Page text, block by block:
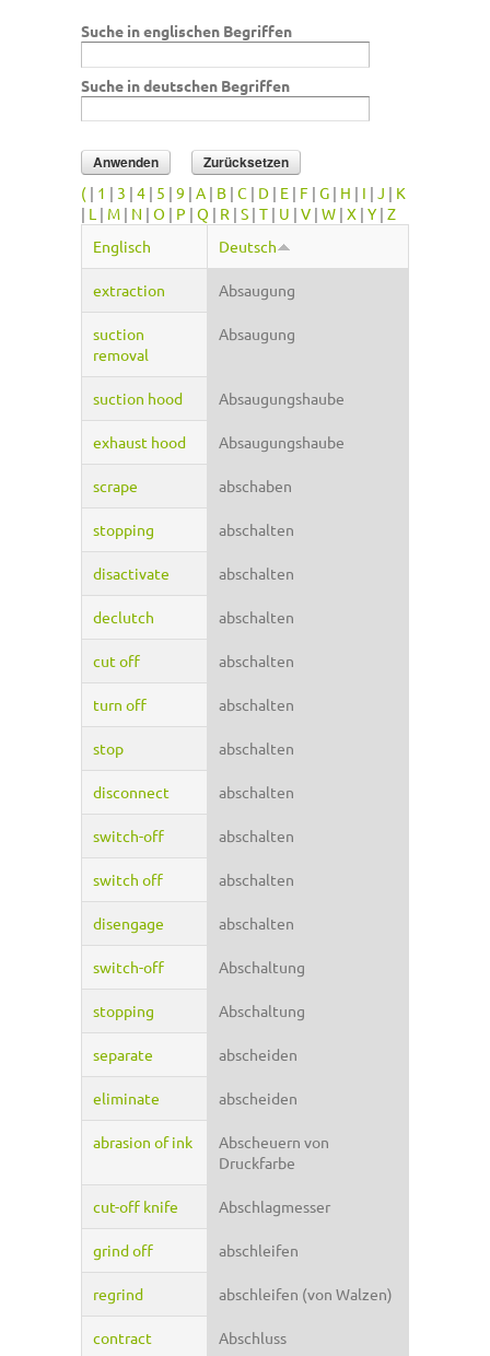
Suche in englischen Begriffen
Suche in deutschen Begriffen
( | 1 | 3 | 4 | 5 | 9 | A | B | C | D | E | F | G | H | I | J | K
| L | M | N | O | P | Q | R | S | T | U | V | W | X | Y | Z
Englisch
Deutsch
extraction Absaugung
suction
removal
Absaugung
suction hood Absaugungshaube
exhaust hood Absaugungshaube
scrape abschaben
stopping abschalten
disactivate abschalten
declutch abschalten
cut off abschalten
turn off abschalten
stop abschalten
disconnect abschalten
switch-off abschalten
switch off abschalten
disengage abschalten
switch-off Abschaltung
stopping Abschaltung
separate abscheiden
eliminate abscheiden
abrasion of ink
Abscheuern von
Druckfarbe
cut-off knife Abschlagmesser
grind off abschleifen
regrind abschleifen (von Walzen)
contract Abschluss